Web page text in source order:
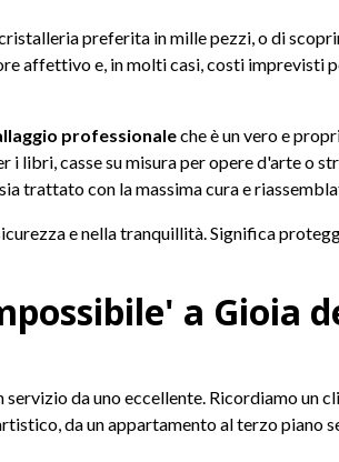
preferita in mille pezzi, o di
affettivo e, in molti casi, costi imprevisti
professionaleche è un vero e
casse su misura per opere d'arte o
trattato con la massima cura e
e nella tranquillità. Significa
a Gioia
servizio da uno eccellente. Ricordiamo
da un appartamento al terzo piano